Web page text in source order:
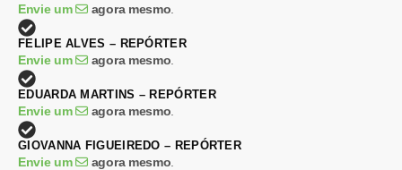
Envie um agora mesmo
FELIPE ALVES – REPÓRTER
Envie um agora mesmo
EDUARDA MARTINS – REPÓRTER
Envie um agora mesmo
GIOVANNA FIGUEIREDO – REPÓRTER
Envie um agora mesmo